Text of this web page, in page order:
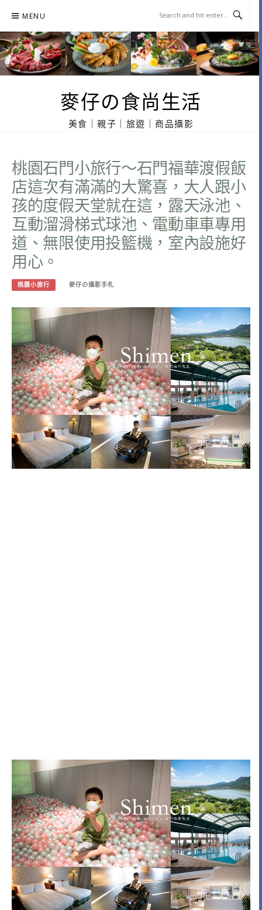
content
MENU
麥仔の食尚生活
美食｜親子｜旅遊｜商品攝影
桃園石門小旅行～石門福華渡假飯
店這次有滿滿的大驚喜，大人跟小
孩的度假天堂就在這，露天泳池、
互動溜滑梯式球池、電動車車專用
道、無限使用投籃機，室內設施好
用心。
桃園小旅行 麥仔の攝影手札